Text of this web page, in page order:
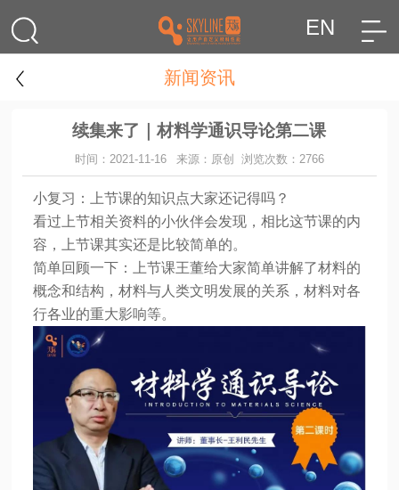
EN
新闻资讯
续集来了｜材料学通识导论第二课
时间：2021-11-16 来源：原创 浏览次数：2766
小复习 ：
上节课的知识点大家还记得吗？
看过上节相关资料的小伙伴会发现，相比这节课的内
容，
上节课其实还是比较简单的。
简单回顾一下：
上节课王董给大家简单讲解了材料的
概念和结构，材料与人类文明发展的关系，材料对各
行各业的重大影响等。